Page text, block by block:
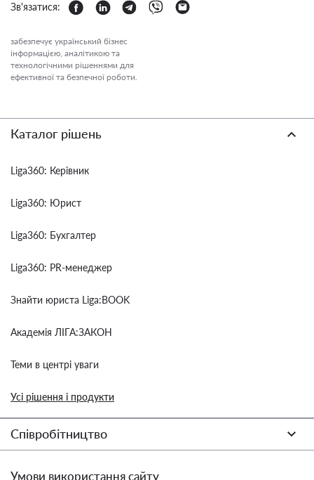
Зв'язатися:
забезпечує український бізнес
інформацією, аналітикою та
технологічними рішеннями для
ефективної та безпечної роботи.
Каталог рішень
Liga360: Керівник
Liga360: Юрист
Liga360: Бухгалтер
Liga360: PR-менеджер
Знайти юриста Liga:BOOK
Академія ЛІГА:ЗАКОН
Теми в центрі уваги
Усі рішення і продукти
Співробітництво
Умови використання сайту